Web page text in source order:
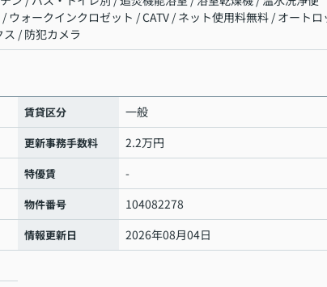
ウォークインクロゼット / CATV / ネット使用料無料 / オートロ
/ 防犯カメラ
賃貸区分 一般
更新事務手数料 2.2万円
特優賃 -
物件番号 104082278
情報更新日 2026年08月04日